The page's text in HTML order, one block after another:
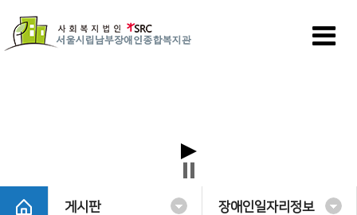
게시판 장애인일자리정보